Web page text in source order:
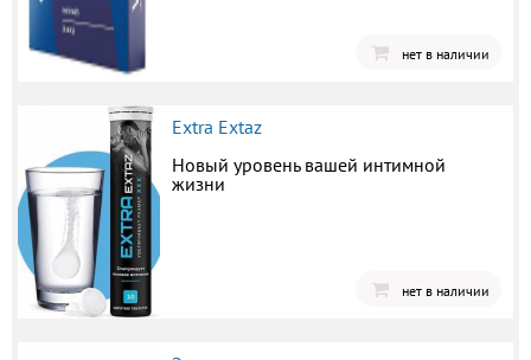
нет в наличии
Extra Extaz
Новый уровень вашей интимной
жизни
нет в наличии